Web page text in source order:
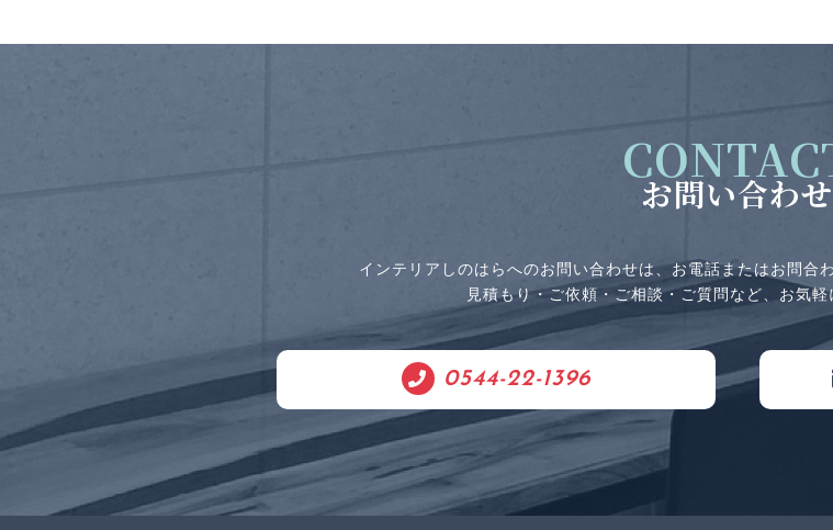
お問い合わせ
インテリアしのはらへのお問い合わせは、お電話またはお問合
見積もり・ご依頼・ご相談・ご質問など、お気軽
0544-22-1396